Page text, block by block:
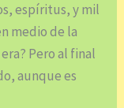
espíritus, y mil
medio de la
Pero al final
aunque es